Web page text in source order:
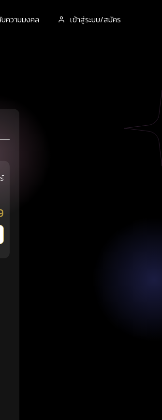
ความมงคล เข้าสู่ระบบ/สมัคร